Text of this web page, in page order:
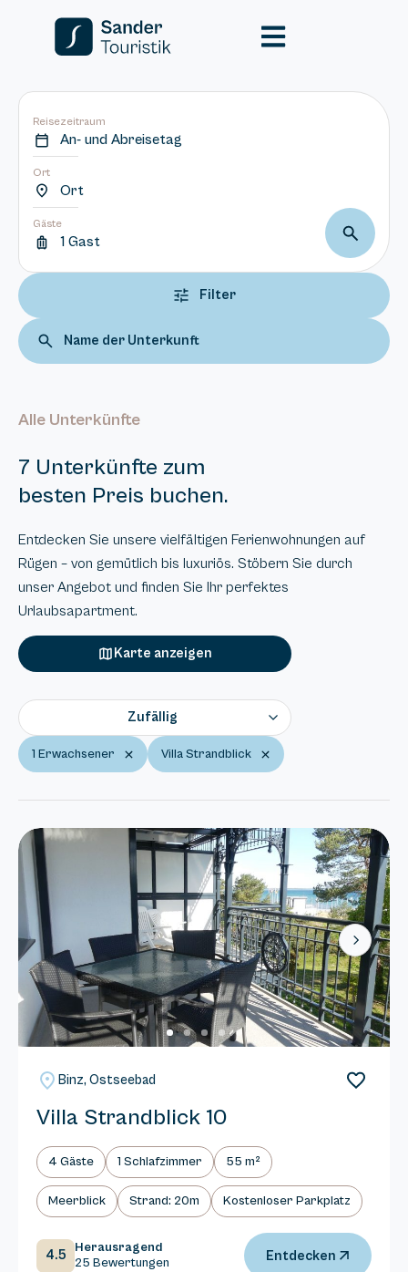
Reisezeitraum
An- und Abreisetag
Ort
Ort
Gäste
1 Gast
Filter
Name der Unterkunft
Alle Unterkünfte
7 Unterkünfte zum
besten Preis buchen.
Entdecken Sie unsere vielfältigen Ferienwohnungen auf
Rügen – von gemütlich bis luxuriös. Stöbern Sie durch
unser Angebot und finden Sie Ihr perfektes
Urlaubsapartment.
Karte anzeigen
1 Erwachsener Villa Strandblick
Zufällig
Next
Binz, Ostseebad
Villa Strandblick 10
4 Gäste 1 Schlafzimmer 55 m²
Meerblick Strand: 20m Kostenloser Parkplatz
4.5
Herausragend
25 Bewertungen
Entdecken